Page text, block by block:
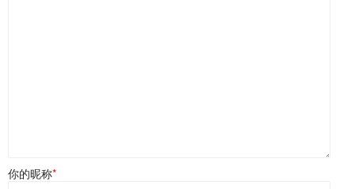
你的昵称*